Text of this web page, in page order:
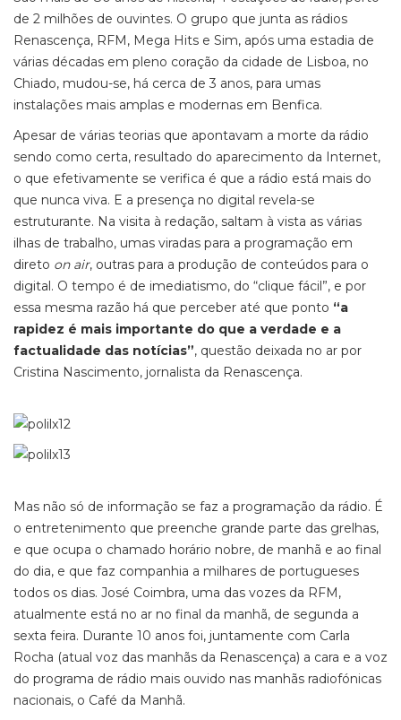
de 2 milhões de ouvintes. O grupo que junta as rádios
Renascença, RFM, Mega Hits e Sim, após uma estadia de
várias décadas em pleno coração da cidade de Lisboa, no
Chiado, mudou-se, há cerca de 3 anos, para umas
instalações mais amplas e modernas em Benfica.
Apesar de várias teorias que apontavam a morte da rádio
sendo como certa, resultado do aparecimento da Internet,
o que efetivamente se verifica é que a rádio está mais do
que nunca viva. E a presença no digital revela-se
estruturante. Na visita à redação, saltam à vista as várias
ilhas de trabalho, umas viradas para a programação em
direto on air, outras para a produção de conteúdos para o
digital. O tempo é de imediatismo, do “clique fácil”, e por
essa mesma razão há que perceber até que ponto “a
rapidez é mais importante do que a verdade e a
factualidade das notícias”, questão deixada no ar por
Cristina Nascimento, jornalista da Renascença.
Mas não só de informação se faz a programação da rádio. É
o entretenimento que preenche grande parte das grelhas,
e que ocupa o chamado horário nobre, de manhã e ao final
do dia, e que faz companhia a milhares de portugueses
todos os dias. José Coimbra, uma das vozes da RFM,
atualmente está no ar no final da manhã, de segunda a
sexta feira. Durante 10 anos foi, juntamente com Carla
Rocha (atual voz das manhãs da Renascença) a cara e a voz
do programa de rádio mais ouvido nas manhãs radiofónicas
nacionais, o Café da Manhã.